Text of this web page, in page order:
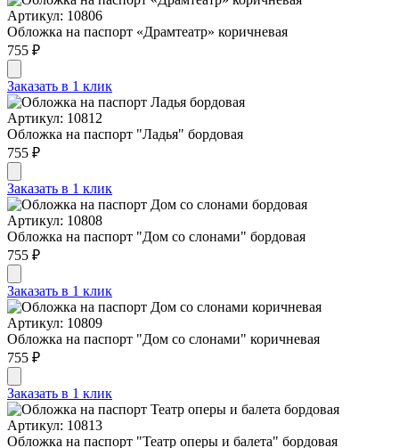
Артикул: 10806
Обложка на паспорт «Драмтеатр» коричневая
755 ₽
Заказать в 1 клик
Артикул: 10812
Обложка на паспорт "Ладья" бордовая
755 ₽
Заказать в 1 клик
Артикул: 10808
Обложка на паспорт "Дом со слонами" бордовая
755 ₽
Заказать в 1 клик
Артикул: 10809
Обложка на паспорт "Дом со слонами" коричневая
755 ₽
Заказать в 1 клик
Артикул: 10813
Обложка на паспорт "Театр оперы и балета" бордовая